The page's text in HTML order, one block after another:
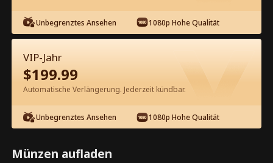
Episode 14 - OMG, ich bin von drei
Prinzen umgeben Kompletter Film
0-49 50-75
14 15 17 18
Unbegrenztes Ansehen 1080p Hohe Qualität
VIP-Jahr
$199.99
Automatische Verlängerung. Jederzeit kündbar.
Unbegrenztes Ansehen 1080p Hohe Qualität
Münzen aufladen